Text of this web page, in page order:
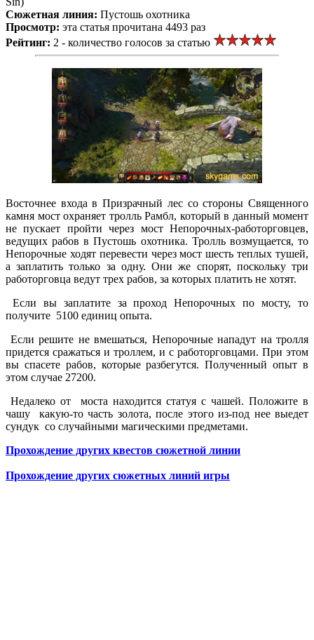
Сюжетная линия: Пустошь охотника
Просмотр: эта статья прочитана 4493 раз
Рейтинг: 2 - количество голосов за статью
Восточнее входа в Призрачный лес со стороны Священного
камня мост охраняет тролль Рамбл, который в данный момент
не пускает пройти через мост Непорочных-работорговцев,
ведущих рабов в Пустошь охотника. Тролль возмущается, то
Непорочные ходят перевести через мост шесть теплых тушей,
а заплатить только за одну. Они же спорят, поскольку три
работорговца ведут трех рабов, за которых платить не хотят.
Если вы заплатите за проход Непорочных по мосту, то
получите 5100 единиц опыта.
Если решите не вмешаться, Непорочные нападут на тролля
придется сражаться и троллем, и с работорговцами. При этом
вы спасете рабов, которые разбегутся. Полученный опыт в
этом случае 27200.
Недалеко от моста находится статуя с чашей. Положите в
чашу какую-то часть золота, после этого из-под нее выедет
сундук со случайными магическими предметами.
Прохождение других квестов сюжетной линии
Прохождение других сюжетных линий игры